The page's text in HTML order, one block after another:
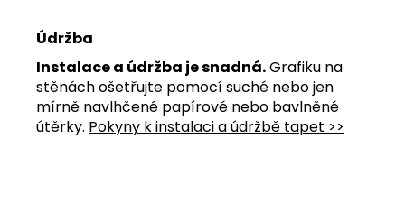
Údržba
Instalace a údržba je snadná.Grafiku na
stěnách ošetřujte pomocí suché nebo jen
mírně navlhčené papírové nebo bavlněné
útěrky. Pokyny k instalaci a údržbě tapet >>